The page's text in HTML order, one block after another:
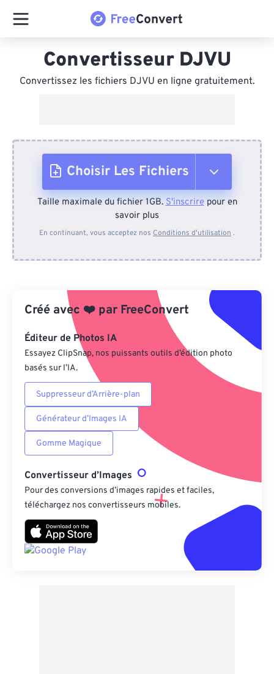
Convertisseur DJVU
Convertissez les fichiers DJVU en ligne gratuitement.
Choisir Les Fichiers
Depuis l'appareil
Depuis Google Drive
Depuis OneDrive
Depuis l'URL
Taille maximale du fichier 1GB.S'inscrirepour en
savoir plus
En continuant, vous acceptez nos Conditions d'utilisation .
Créé avec ❤️ par FreeConvert
Éditeur de Photos IA
Essayez ClipSnap, nos puissants outils d’édition photo
basés sur l’IA.
Suppresseur d’Arrière-plan
Générateur d’Images IA
Gomme Magique
Convertisseur d’Images
Pour des conversions d’images rapides et faciles,
téléchargez nos convertisseurs mobiles.